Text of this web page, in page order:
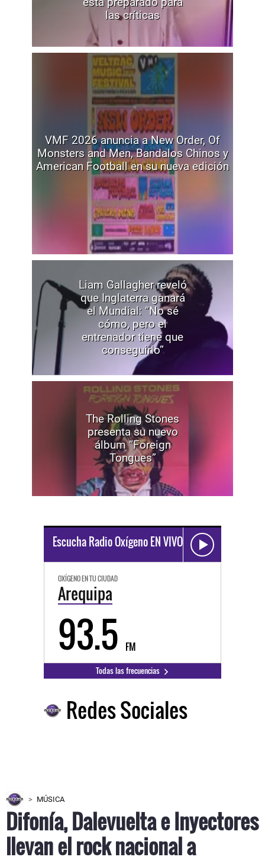
las críticas
VMF 2026 anuncia a New Order, Of
Monsters and Men, Bandalos Chinos y
American Football en su nueva edición
Liam Gallagher reveló
que Inglaterra ganará
el Mundial: “No sé
cómo, pero el
entrenador tiene que
conseguirlo”
The Rolling Stones
presenta su nuevo
álbum “Foreign
Tongues”
Escucha Radio Oxígeno EN VIVO
OXÍGENO EN TU CIUDAD
Arequipa
93.5 FM
Todas las frecuencias
Redes Sociales
MÚSICA
Difonía, Dalevuelta e Inyectores
llevan el rock nacional a